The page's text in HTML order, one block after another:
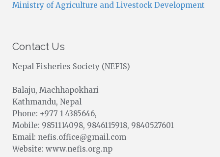
Ministry of Agriculture and Livestock Development
Contact Us
Nepal Fisheries Society (NEFIS)
Balaju, Machhapokhari
Kathmandu, Nepal
Phone: +977 1 4385646,
Mobile: 9851114098, 9846115918, 9840527601
Email: nefis.office@gmail.com
Website: www.nefis.org.np